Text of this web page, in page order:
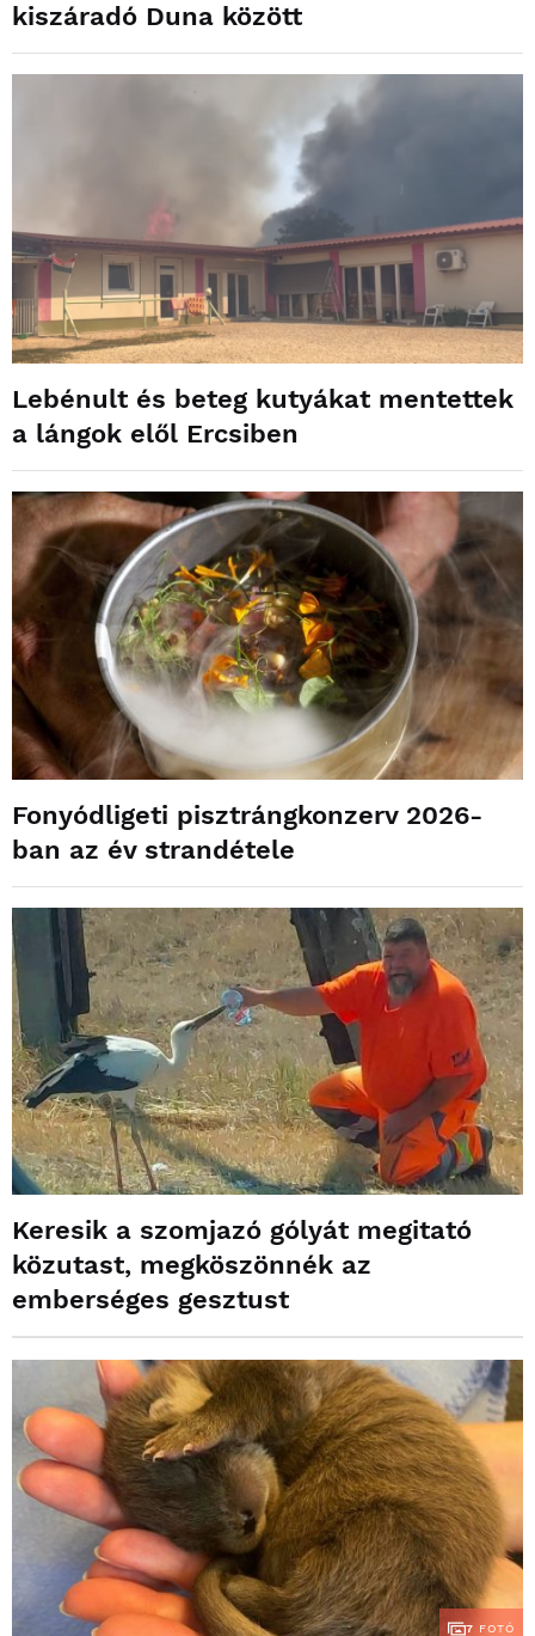
kiszáradó Duna között
Lebénult és beteg kutyákat mentettek
a lángok elől Ercsiben
Fonyódligeti pisztrángkonzerv 2026-
ban az év strandétele
Keresik a szomjazó gólyát megitató
közutast, megköszönnék az
emberséges gesztust
7 FOTÓ